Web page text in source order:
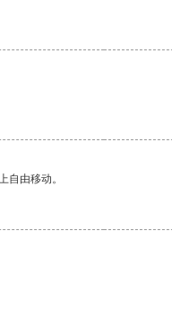
自由移动。